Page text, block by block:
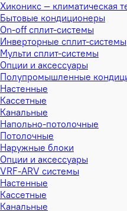
Хиконикс — климатическая
Бытовые кондиционеры
On-off сплит-системы
Инверторные сплит-системы
Мульти сплит-системы
Опции и аксессуары
Полупромышленные
Настенные
Кассетные
Канальные
Напольно-потолочные
Потолочные
Наружные блоки
Опции и аксессуары
VRF-ARV системы
Настенные
Кассетные
Канальные